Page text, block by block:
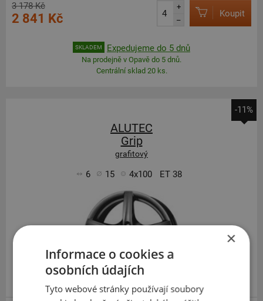
3 178 Kč
2 841 Kč
+
–
Koupit
SKLADEM Expedujeme do 5 dnů
Na prodejně v Opavě do 5 dnů.
Centrální sklad 20 ks.
-11%
ALUTEC
Grip
grafitový
6 15 4x100 ET 38
×
Informace o cookies a
osobních údajích
Tyto webové stránky používají soubory